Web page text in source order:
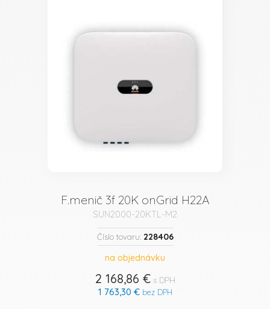
F.menič 3f 20K onGrid H22A
SUN2000-20KTL-M2
Číslo tovaru: 228406
na objednávku
2 168,86 €s DPH
1 763,30 €bez DPH